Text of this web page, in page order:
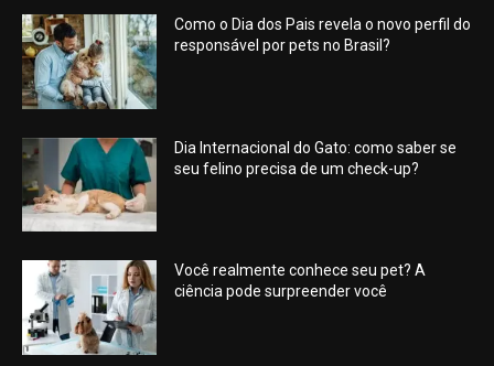
Como o Dia dos Pais revela o novo perfil do
responsável por pets no Brasil?
Dia Internacional do Gato: como saber se
seu felino precisa de um check-up?
Você realmente conhece seu pet? A
ciência pode surpreender você